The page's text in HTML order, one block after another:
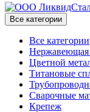
Все категории
Все категории
Нержавеющая
Цветной
Титановые
Сварочные
Крепеж